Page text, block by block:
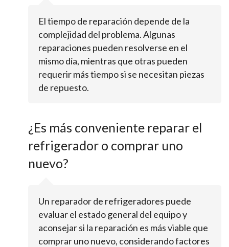
El tiempo de reparación depende de la
complejidad del problema. Algunas
reparaciones pueden resolverse en el
mismo día, mientras que otras pueden
requerir más tiempo si se necesitan piezas
de repuesto.
¿Es más conveniente reparar el
refrigerador o comprar uno
nuevo?
Un reparador de refrigeradores puede
evaluar el estado general del equipo y
aconsejar si la reparación es más viable que
comprar uno nuevo, considerando factores